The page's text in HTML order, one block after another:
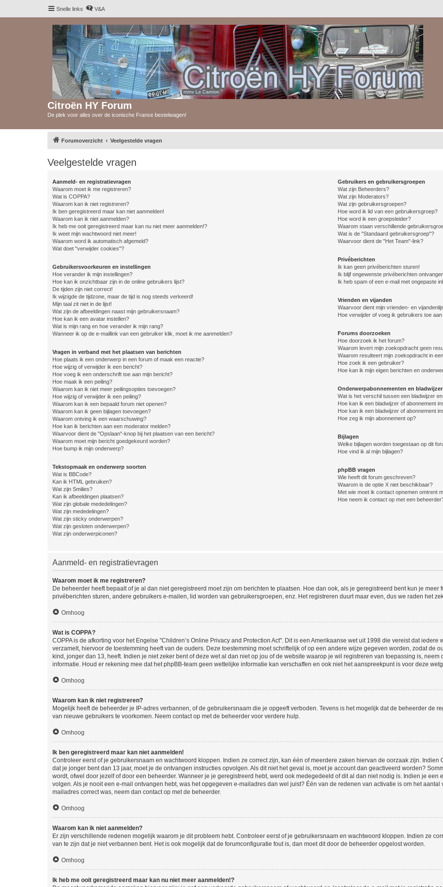
Snelle links V&A
Citroën HY Forum
De plek voor alles over de iconische Franse bestelwagen!
Forumoverzicht Veelgestelde vragen
Veelgestelde vragen
Aanmeld- en registratievragen
Waarom moet ik me registreren?
Wat is COPPA?
Waarom kan ik niet registreren?
Ik ben geregistreerd maar kan niet aanmelden!
Waarom kan ik niet aanmelden?
Ik heb me ooit geregistreerd maar kan nu niet meer aanmelden!?
Ik weet mijn wachtwoord niet meer!
Waarom word ik automatisch afgemeld?
Wat doet "verwijder cookies"?
Gebruikersvoorkeuren en instellingen
Hoe verander ik mijn instellingen?
Hoe kan ik onzichtbaar zijn in de online gebruikers lijst?
De tijden zijn niet correct!
Ik wijzigde de tijdzone, maar de tijd is nog steeds verkeerd!
Mijn taal zit niet in de lijst!
Wat zijn de afbeeldingen naast mijn gebruikersnaam?
Hoe kan ik een avatar instellen?
Wat is mijn rang en hoe verander ik mijn rang?
Wanneer ik op de e-maillink van een gebruiker klik, moet ik me aanmelden?
Vragen in verband met het plaatsen van berichten
Hoe plaats ik een onderwerp in een forum of maak een reactie?
Hoe wijzig of verwijder ik een bericht?
Hoe voeg ik een onderschrift toe aan mijn bericht?
Hoe maak ik een peiling?
Waarom kan ik niet meer peilingsopties toevoegen?
Hoe wijzig of verwijder ik een peiling?
Waarom kan ik een bepaald forum niet openen?
Waarom kan ik geen bijlagen toevoegen?
Waarom ontving ik een waarschuwing?
Hoe kan ik berichten aan een moderator melden?
Waarvoor dient de "Opslaan"-knop bij het plaatsen van een bericht?
Waarom moet mijn bericht goedgekeurd worden?
Hoe bump ik mijn onderwerp?
Tekstopmaak en onderwerp soorten
Wat is BBCode?
Kan ik HTML gebruiken?
Wat zijn Smilies?
Kan ik afbeeldingen plaatsen?
Wat zijn globale mededelingen?
Wat zijn mededelingen?
Wat zijn sticky onderwerpen?
Wat zijn gesloten onderwerpen?
Wat zijn onderwerpiconen?
Gebruikers en gebruikersgroepen
Wat zijn Beheerders?
Wat zijn Moderators?
Wat zijn gebruikersgroepen?
Hoe word ik lid van een gebruikersgroep?
Hoe word ik een groepsleider?
Waarom staan verschillende
Wat is de "Standaard gebruikersgroep"?
Waarvoor dient de "Het Team"-link?
Privéberichten
Ik kan geen privéberichten sturen!
Ik blijf ongewenste privéberichten
Ik heb spam of een e-mail met ongepaste
Vrienden en vijanden
Waarvoor dient mijn vrienden- en
Hoe verwijder of voeg ik gebruikers toe
Forums doorzoeken
Hoe doorzoek ik het forum?
Waarom levert mijn zoekopdracht geen
Waarom resulteert mijn zoekopdracht in
Hoe zoek ik een gebruiker?
Hoe kan ik mijn eigen berichten en
Onderwerpabonnementen en
Wat is het verschil tussen een bladwijzer
Hoe kan ik een bladwijzer of abonnement
Hoe kan ik een bladwijzer of abonnement
Hoe zeg ik mijn abonnement op?
Bijlagen
Welke bijlagen worden toegestaan op dit
Hoe vind ik al mijn bijlagen?
phpBB vragen
Wie heeft dit forum geschreven?
Waarom is de optie X niet beschikbaar?
Met wie moet ik contact opnemen omtrent
Hoe neem ik contact op met een
Aanmeld- en registratievragen
Waarom moet ik me registreren?
De beheerder heeft bepaalt of je al dan niet geregistreerd moet zijn om berichten te plaatsen. Hoe dan ook, als je geregistreerd bent kun je
privéberichten sturen, andere gebruikers e-mailen, lid worden van gebruikersgroepen, enz. Het registreren duurt maar even, dus we raden het
Omhoog
Wat is COPPA?
COPPA is de afkorting voor het Engelse "Children’s Online Privacy and Protection Act". Dit is een Amerikaanse wet uit 1998 die vereist dat
verzamelt, hiervoor de toestemming heeft van de ouders. Deze toestemming moet schriftelijk of op een andere wijze gegeven worden, zodat de
kind, jonger dan 13, heeft. Indien je niet zeker bent of deze wet al dan niet op jou of de website waarop je wil registreren van toepassing is,
informatie. Houd er rekening mee dat het phpBB-team geen wettelijke informatie kan verschaffen en ook niet het aanspreekpunt is voor deze
Omhoog
Waarom kan ik niet registreren?
Mogelijk heeft de beheerder je IP-adres verbannen, of de gebruikersnaam die je opgeeft verboden. Tevens is het mogelijk dat de beheerder de
van nieuwe gebruikers te voorkomen. Neem contact op met de beheerder voor verdere hulp.
Omhoog
Ik ben geregistreerd maar kan niet aanmelden!
Controleer eerst of je gebruikersnaam en wachtwoord kloppen. Indien ze correct zijn, kan één of meerdere zaken hiervan de oorzaak zijn.
dat je jonger bent dan 13 jaar, moet je de ontvangen instructies opvolgen. Als dit niet het geval is, moet je account dan geactiveerd worden?
wordt, ofwel door jezelf of door een beheerder. Wanneer je je geregistreerd hebt, werd ook medegedeeld of dit al dan niet nodig is. Indien je
volgen. Als je nooit een e-mail ontvangen hebt, was het opgegeven e-mailadres dan wel juist? Één van de redenen van activatie is om het
mailadres correct was, neem dan contact op met de beheerder.
Omhoog
Waarom kan ik niet aanmelden?
Er zijn verschillende redenen mogelijk waarom je dit probleem hebt. Controleer eerst of je gebruikersnaam en wachtwoord kloppen. Indien ze
van te zijn dat je niet verbannen bent. Het is ook mogelijk dat de forumconfiguratie fout is, dan moet dit door de beheerder opgelost worden.
Omhoog
Ik heb me ooit geregistreerd maar kan nu niet meer aanmelden!?